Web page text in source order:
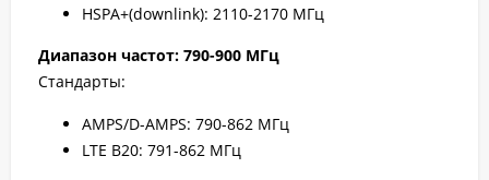
HSPA+(downlink): 2110-2170 МГц
Диапазон частот: 790-900 МГц
Стандарты:
AMPS/D-AMPS: 790-862 МГц
LTE B20: 791-862 МГц